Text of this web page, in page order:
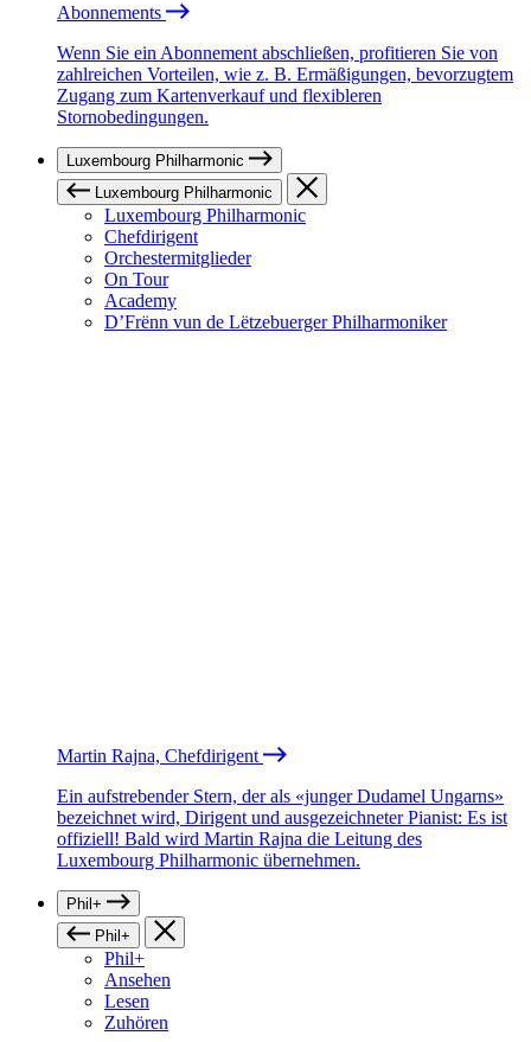
Abonnements
Wenn Sie ein Abonnement abschließen, profitieren Sie von
zahlreichen Vorteilen, wie z. B. Ermäßigungen, bevorzugtem
Zugang zum Kartenverkauf und flexibleren
Stornobedingungen.
Luxembourg Philharmonic
Luxembourg Philharmonic
Luxembourg Philharmonic
Chefdirigent
Orchestermitglieder
On Tour
Academy
D’Frënn vun de Lëtzebuerger Philharmoniker
Martin Rajna, Chefdirigent
Ein aufstrebender Stern, der als «junger Dudamel Ungarns»
bezeichnet wird, Dirigent und ausgezeichneter Pianist: Es ist
offiziell! Bald wird Martin Rajna die Leitung des
Luxembourg Philharmonic übernehmen.
Phil+
Phil+
Phil+
Ansehen
Lesen
Zuhören